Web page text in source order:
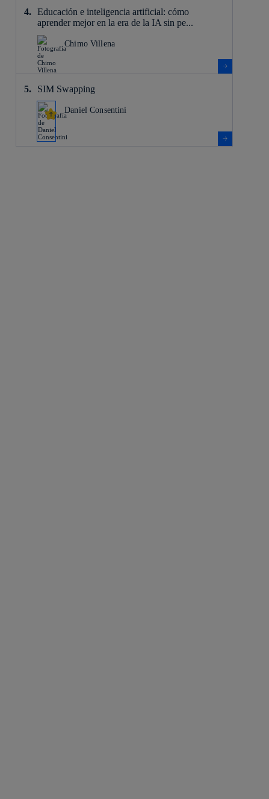
Educación e inteligencia artificial: cómo
aprender mejor en la era de la IA sin pe...
Chimo Villena
SIM Swapping
Daniel Consentini